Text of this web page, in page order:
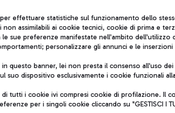
Roma FCO
L'aeroporto
QUALITÀ SOSTENIBILITÀ
effettuare statistiche sul funzionamento dello
assimilabili ai cookie tecnici, cookie di prima e
sue preferenze manifestate nell'ambito dell'utilizzo
personalizzare gli annunci e le inserzioni
in questo banner, lei non presta il consenso all'uso
dispositivo esclusivamente i cookie funzionali
di tutti i cookie ivi compresi cookie di profilazione. Il
per i singoli cookie cliccando su "GESTISCI I